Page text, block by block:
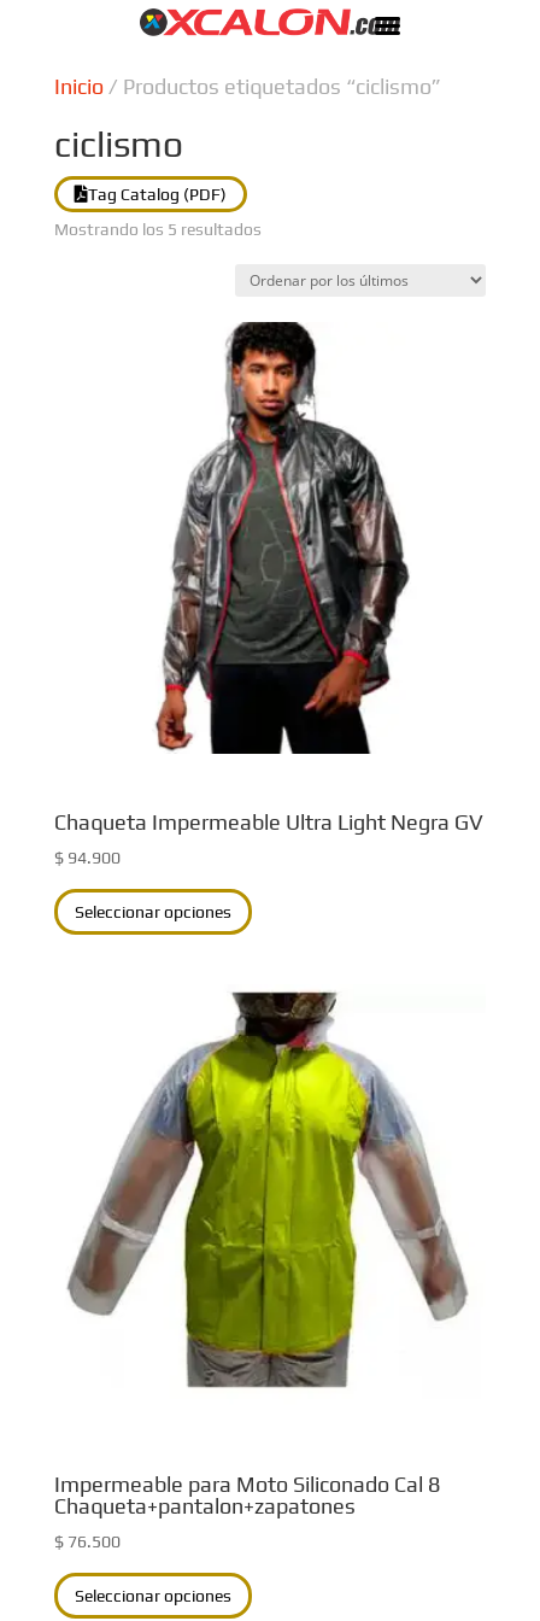
Inicio/ Productos etiquetados “ciclismo”
ciclismo
Tag Catalog (PDF)
Mostrando los 5 resultadosOrdenado
últimos
Chaqueta Impermeable Ultra Light Negra GV
$94.900
Seleccionar opciones
producto
múltiples
variantes.
Las
opciones
se
pueden
elegir
en
la
de
producto
Impermeable para Moto Siliconado Cal 8
Chaqueta+pantalon+zapatones
$76.500
Seleccionar opciones
producto